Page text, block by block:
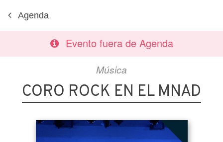
Agenda
Evento fuera de Agenda
Música
CORO ROCK EN EL MNAD